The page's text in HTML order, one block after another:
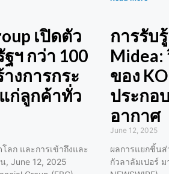
เปิดตัว
ฯ กว่า 100
งการกระ
ก่ลูกค้าทั่ว
ลก และการเข้าถึงและ
, June 12, 2025
การรับ
ของ
ประกอ
อากาศ
June 12, 2025
ผลการแยกชิ้น
กัวลาลัมเปอร์ ม